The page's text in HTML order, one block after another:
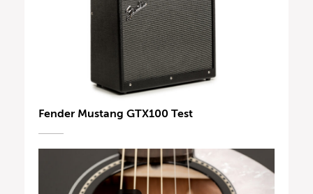
Fender Mustang GTX100 Test